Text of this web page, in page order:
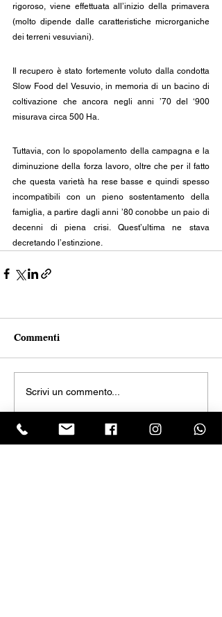
rigoroso, viene effettuata all’inizio della primavera
(molto dipende dalle caratteristiche microrganiche
dei terreni vesuviani).
Il recupero è stato fortemente voluto dalla condotta
Slow Food del Vesuvio, in memoria di un bacino di
coltivazione che ancora negli anni ’70 del ‘900
misurava circa 500 Ha.
Tuttavia, con lo spopolamento della campagna e la
diminuzione della forza lavoro, oltre che per il fatto
che questa varietà ha rese basse e quindi spesso
incompatibili con un pieno sostentamento della
famiglia, a partire dagli anni ’80 conobbe un paio di
decenni di piena crisi. Quest’ultima ne stava
decretando l’estinzione.
Commenti
Scrivi un commento...